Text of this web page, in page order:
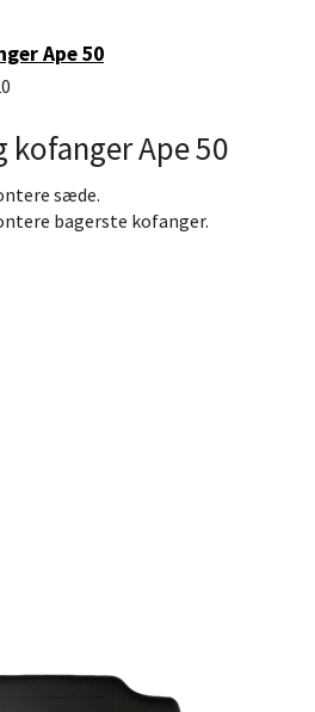
Ape 50
Ape 50
sæde.
bagerste kofanger.